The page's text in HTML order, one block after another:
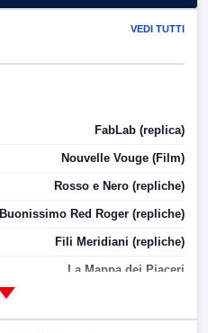
VEDI TUTTI
FabLab (replica)
Nouvelle Vouge (Film)
Rosso e Nero (repliche)
Buonissimo Red Roger (repliche)
Fili Meridiani (repliche)
La Mappa dei Piaceri